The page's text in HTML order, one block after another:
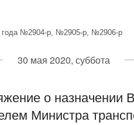
года №2904-р, №2905-р, №2906-р
30 мая 2020, суббота
о назначении
Министра